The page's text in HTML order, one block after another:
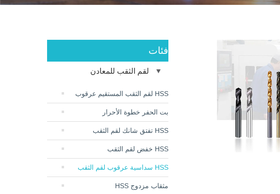
فئات
لقم الثقب للمعادن
HSS لقم الثقب المستقيم عرقوب
بت الحفر خطوة الأحرار
HSS تفتق شانك لقم الثقب
HSS خفض لقم الثقب
HSS سداسية عرقوب لقم الثقب
مثقاب مزدوج HSS